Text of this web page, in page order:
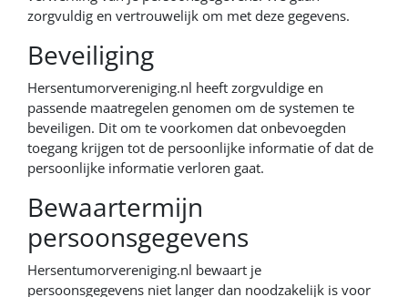
zorgvuldig en vertrouwelijk om met deze gegevens.
Beveiliging
Hersentumorvereniging.nl heeft zorgvuldige en
passende maatregelen genomen om de systemen te
beveiligen. Dit om te voorkomen dat onbevoegden
toegang krijgen tot de persoonlijke informatie of dat de
persoonlijke informatie verloren gaat.
Bewaartermijn
persoonsgegevens
Hersentumorvereniging.nl bewaart je
persoonsgegevens niet langer dan noodzakelijk is voor